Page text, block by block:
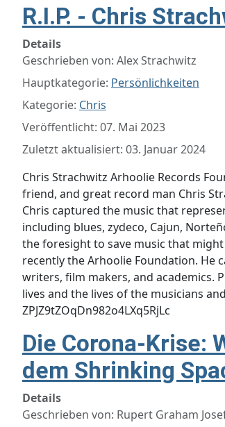
R.I.P. - Chris
Details
Geschrieben von: Alex Strachwitz
Hauptkategorie: Persönlichkeiten
Kategorie: Chris
Veröffentlicht: 07. Mai 2023
Zuletzt aktualisiert: 03. Januar 2024
Chris Strachwitz Arhoolie Records
friend, and great record man Chris
Chris captured the music that
including blues, zydeco, Cajun,
the foresight to save music that
recently the Arhoolie Foundation.
writers, film makers, and academics.
lives and the lives of the musicians
ZPJZ9tZOqDn982o4LXq5RjLc
Die Corona-Krise:
dem Shrinking
Details
Geschrieben von: Rupert Graham